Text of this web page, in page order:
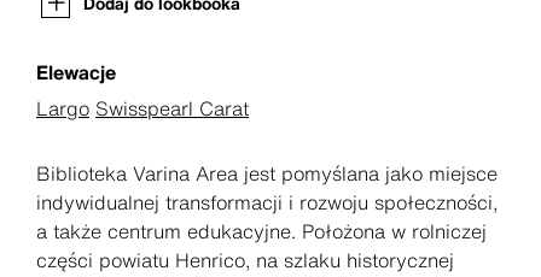
Elewacje
Largo Swisspearl Carat
Biblioteka Varina Area jest pomyślana jako miejsce
indywidualnej transformacji i rozwoju społeczności,
a także centrum edukacyjne. Położona w rolniczej
części powiatu Henrico, na szlaku historycznej